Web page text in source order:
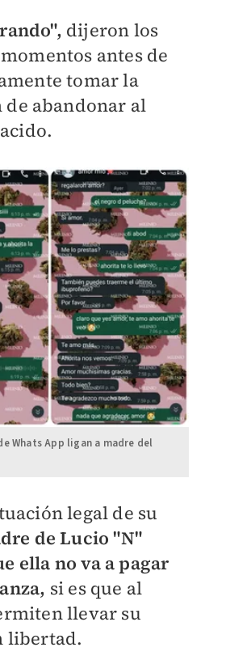
dijeron los
antes de
tomar la
de abandonar al
Whats App ligan a madre del
legal de su
de Lucio "N"
ella no va a pagar
si es que al
llevar su
libertad.